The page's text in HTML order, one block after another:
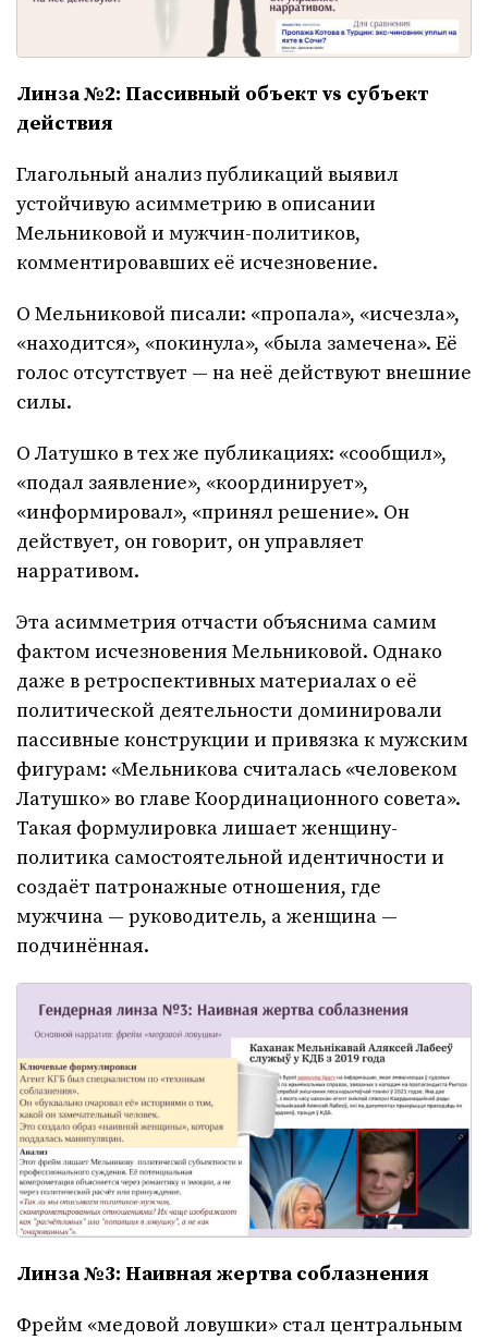
Линза №2: Пассивный объект vs субъект
действия
Глагольный анализ публикаций выявил
устойчивую асимметрию в описании
Мельниковой и мужчин-политиков,
комментировавших её исчезновение.
О Мельниковой писали: «пропала», «исчезла»,
«находится», «покинула», «была замечена». Её
голос отсутствует — на неё действуют внешние
силы.
О Латушко в тех же публикациях: «сообщил»,
«подал заявление», «координирует»,
«информировал», «принял решение». Он
действует, он говорит, он управляет
нарративом.
Эта асимметрия отчасти объяснима самим
фактом исчезновения Мельниковой. Однако
даже в ретроспективных материалах о её
политической деятельности доминировали
пассивные конструкции и привязка к мужским
фигурам: «Мельникова считалась «человеком
Латушко» во главе Координационного совета».
Такая формулировка лишает женщину-
политика самостоятельной идентичности и
создаёт патронажные отношения, где
мужчина — руководитель, а женщина —
подчинённая.
Линза №3: Наивная жертва соблазнения
Фрейм «медовой ловушки» стал центральным